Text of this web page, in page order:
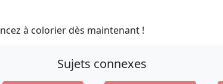
à colorier dès maintenant !
Sujets connexes